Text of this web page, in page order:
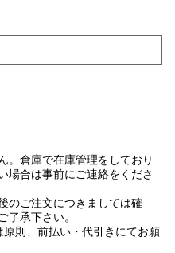
。倉庫で在庫管理をしており
場合は事前にご連絡をくださ
のご注文につきましては確
了承下さい。
則、前払い・代引きにてお願